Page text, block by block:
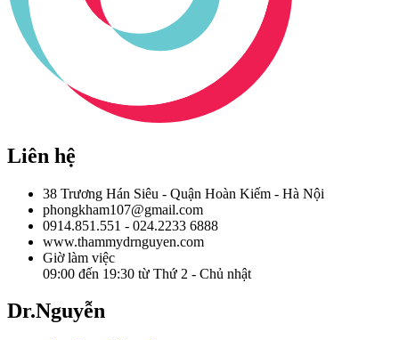
Liên hệ
38 Trương Hán Siêu - Quận Hoàn Kiếm - Hà Nội
phongkham107@gmail.com
0914.851.551 - 024.2233 6888
www.thammydrnguyen.com
Giờ làm việc
09:00 đến 19:30 từ Thứ 2 - Chủ nhật
Dr.Nguyễn